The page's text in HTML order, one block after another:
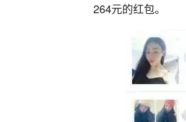
264元的红包。